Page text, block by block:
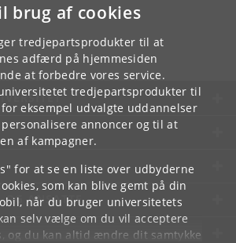
brug af cookies
tredjepartsprodukter til at
adfærd på hjemmesiden
at forbedre vores service.
tredjepartsprodukter til
eksempel udvalgte uddannelser
annoncer og til at
af kampagner.
for at se en liste over udbyderne
som kan blive gemt på din
når du bruger universitetets
selv vælge om du vil acceptere
og du kan altid ændre dit samtykke
OG ANSATTE